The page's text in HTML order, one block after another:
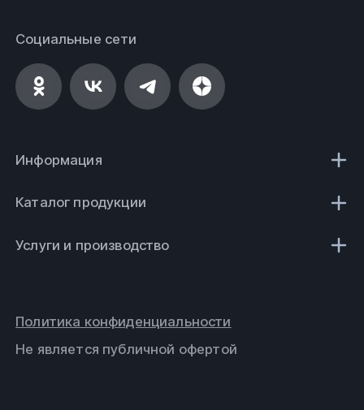
Социальные сети
Информация
Каталог продукции
Услуги и производство
Не является публичной офертой
Политика конфиденциальности